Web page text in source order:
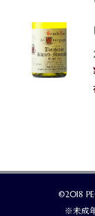
©2018
※未成年